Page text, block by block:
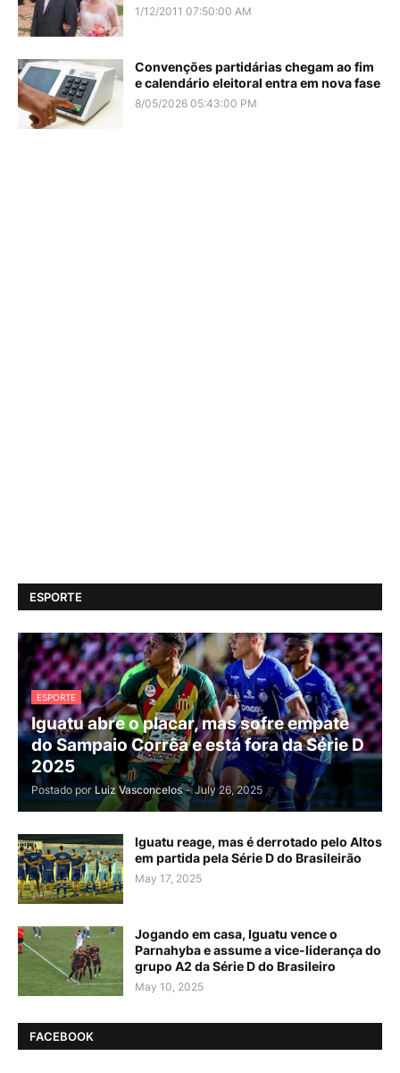
1/12/2011 07:50:00 AM
Convenções partidárias chegam ao fim
e calendário eleitoral entra em nova fase
8/05/2026 05:43:00 PM
ESPORTE
ESPORTE
Iguatu abre o placar, mas sofre empate
do Sampaio Corrêa e está fora da Série D
2025
Postado por Luiz Vasconcelos - July 26, 2025
Iguatu reage, mas é derrotado pelo Altos
em partida pela Série D do Brasileirão
May 17, 2025
Jogando em casa, Iguatu vence o
Parnahyba e assume a vice-liderança do
grupo A2 da Série D do Brasileiro
May 10, 2025
FACEBOOK